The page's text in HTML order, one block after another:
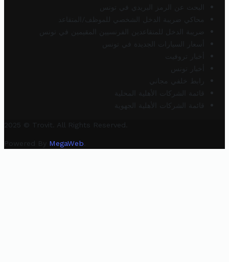
البحث عن الرمز البريدي في تونس
محاكي ضريبة الدخل الشخصي للموظف/المتقاعد
ضريبة الدخل للمتقاعدين الفرنسيين المقيمين في تونس
أسعار السيارات الجديدة في تونس
أخبار تروفيت
أخبار تونس
رابط خلفي مجاني
قائمة الشركات الأهلية المحلية
قائمة الشركات الأهلية الجهوية
2025 © Trovit. All Rights Reserved.
Powered By MegaWeb